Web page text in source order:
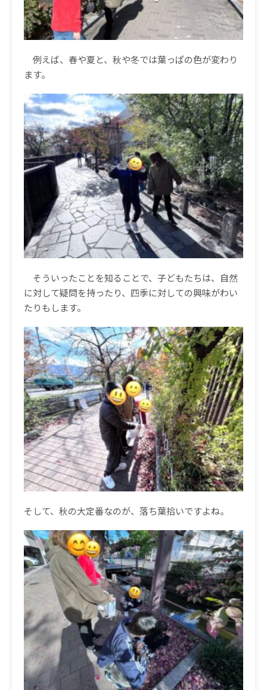
例えば、春や夏と、秋や冬では葉っぱの色が変わり
ます。
そういったことを知ることで、子どもたちは、自然
に対して疑問を持ったり、四季に対しての興味がわい
たりもします。
そして、秋の大定番なのが、落ち葉拾いですよね。